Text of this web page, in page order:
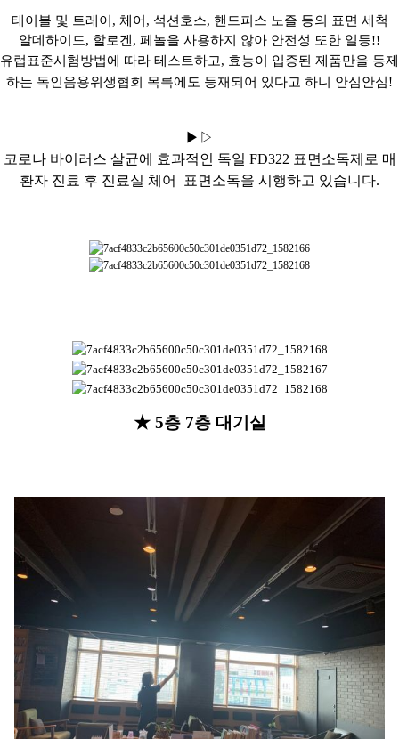
테이블 및 트레이 , 체어 , 석션호스, 핸드피스 노즐 등의 표면 세척
알데하이드, 할로겐 , 페놀을 사용하지 않아 안전성 또한 일등!!
유럽표준시험방법에 따라 테스트하고, 효능이 입증된 제품만을 등제
하는 독인음용위생협회 목록에도 등재되어 있다고 하니 안심안심!
▶▷
코로나 바이러스 살균에
효과적인 독일 FD322 표면소독제로 매
환자 진료 후 진료실 체어 표면소독을 시행하고 있습니다.
★ 5층 7층 대기실